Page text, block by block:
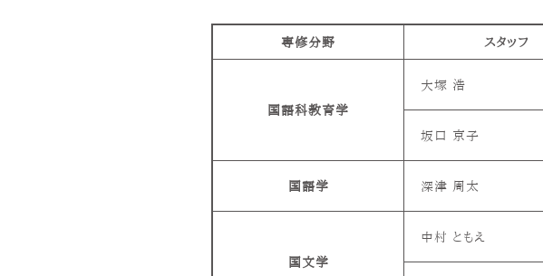
専修分野 スタッフ
国語科教育学
大塚 浩
坂口 京子
国語学 深津 周太
国文学
中村 ともえ